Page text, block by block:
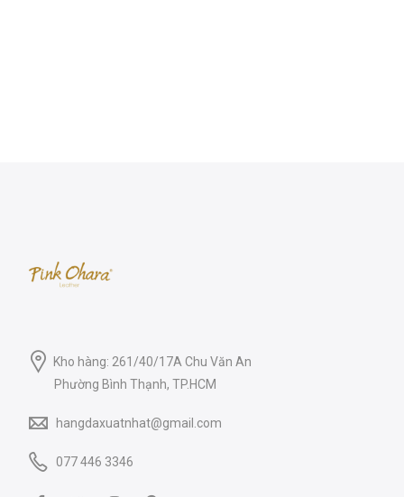
Kho hàng: 261/40/17A Chu Văn An
Phường Bình Thạnh, TP.HCM
hangdaxuatnhat@gmail.com
077 446 3346